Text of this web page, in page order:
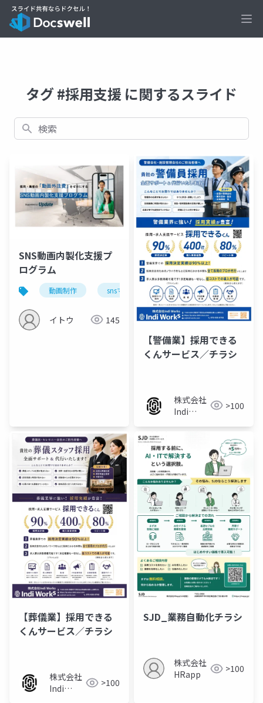
タグ #採用支援 に関するスライド
検索
SNS動画内製化支援プ
ログラム
動画制作 snsマーケティング 採用活動
イトウ 145
【警備業】採用できる
くんサービス／チラシ
株式会社
Indi
>100
【葬儀業】採用できる
くんサービス／チラシ
株式会社
Indi
>100
SJD_業務自動化チラシ
株式会社
HRapp
>100